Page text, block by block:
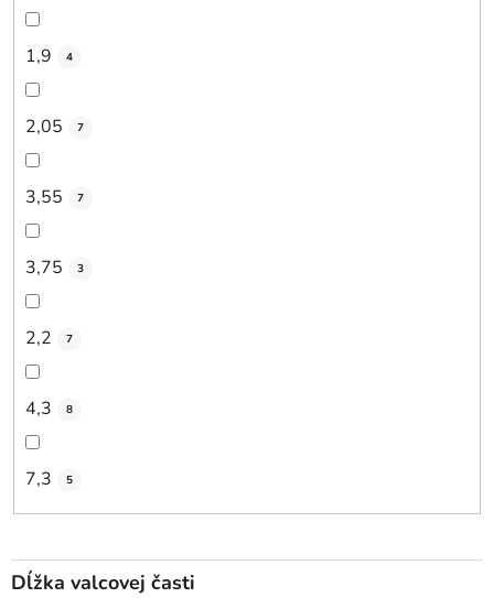
1,9 4
2,05 7
3,55 7
3,75 3
2,2 7
4,3 8
7,3 5
Dĺžka valcovej časti